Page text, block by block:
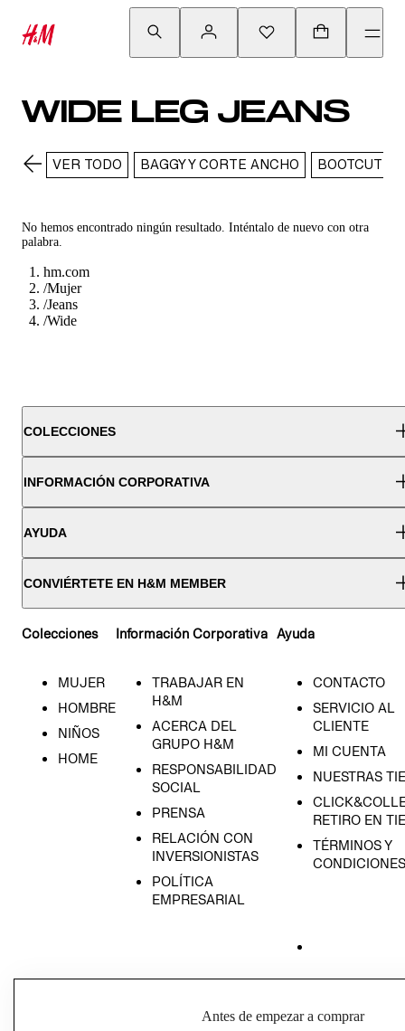
WIDE LEG JEANS
VER TODO BAGGY Y CORTE ANCHO BOOTCUT
No hemos encontrado ningún resultado. Inténtalo de nuevo con otra
palabra.
hm.com
/Mujer
/Jeans
/Wide
COLECCIONES
INFORMACIÓN CORPORATIVA
AYUDA
CONVIÉRTETE EN H&M MEMBER
Colecciones
MUJER
HOMBRE
NIÑOS
HOME
Información Corporativa
TRABAJAR EN
H&M
ACERCA DEL
GRUPO H&M
RESPONSABILIDAD
SOCIAL
PRENSA
RELACIÓN CON
INVERSIONISTAS
POLÍTICA
EMPRESARIAL
Ayuda
CONTACTO
SERVICIO AL
CLIENTE
MI CUENTA
NUESTRAS
RETIRO EN
TÉRMINOS Y
CONDICIONES
Antes de empezar a comprar